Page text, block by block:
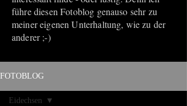
führe diesen Fotoblog genauso sehr zu
meiner eigenen Unterhaltung, wie zu der
anderer ;-)
FOTOBLOG
Eidechsen